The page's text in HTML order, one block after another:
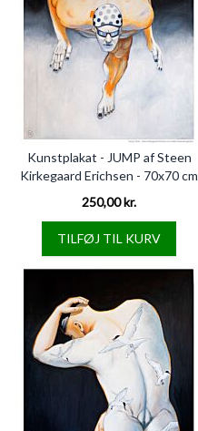
Kunstplakat - JUMP af Steen
Kirkegaard Erichsen - 70x70 cm
250,00 kr.
TILFØJ TIL KURV